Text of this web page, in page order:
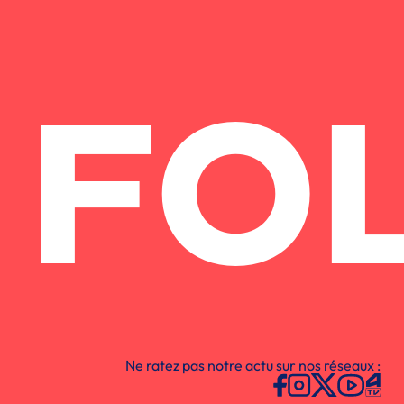
Ne ratez pas notre actu sur nos réseaux :